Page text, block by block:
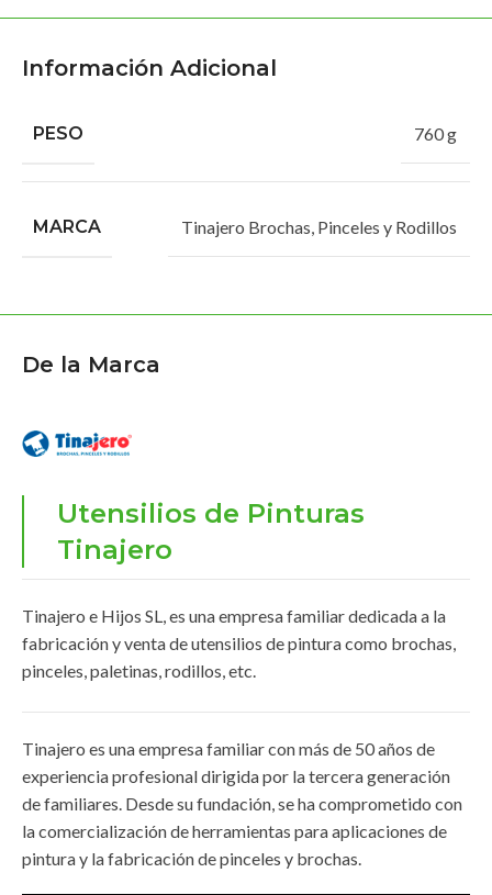
Información Adicional
PESO 760 g
MARCA Tinajero Brochas, Pinceles y Rodillos
De la Marca
Utensilios de Pinturas
Tinajero
Tinajero e Hijos SL, es una empresa familiar dedicada a la
fabricación y venta de utensilios de pintura como brochas,
pinceles, paletinas, rodillos, etc.
Tinajero es una empresa familiar con más de 50 años de
experiencia profesional dirigida por la tercera generación
de familiares. Desde su fundación, se ha comprometido con
la comercialización de herramientas para aplicaciones de
pintura y la fabricación de pinceles y brochas.